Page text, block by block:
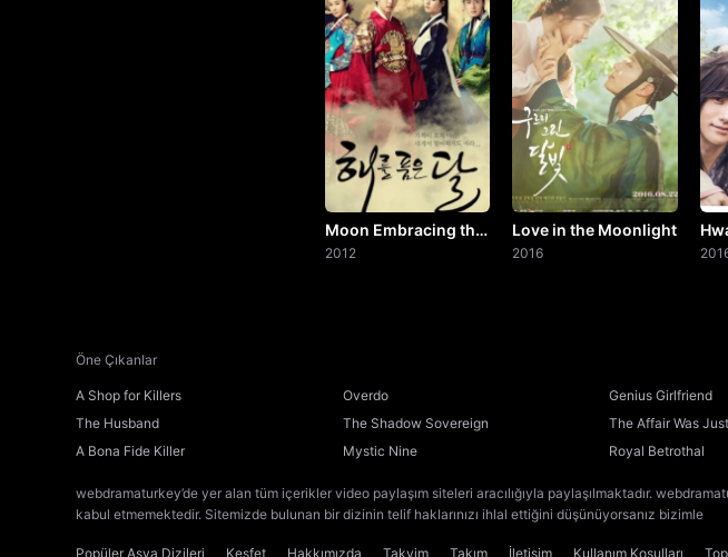
19. Bölüm
20. Bölüm
21. Bölüm
22. Bölüm
23. Bölüm
28. Bölüm
Moon Embracing the
Sun
2012
Love in the Moonlight
2016
Öne Çıkanlar
A Shop for Killers Overdo
Genius Girlfriend
The Husband
The Shadow Sovereign
The Affair Was
A Bona Fide Killer
Mystic Nine Royal Betrothal
webdramaturkey’de yer alan tüm içerikler video paylaşım siteleri aracılığıyla paylaşılmaktadır.
kabul etmemektedir. Sitemizde bulunan bir dizinin telif haklarınızı ihlal ettiğini düşünüyorsanız bizimle
Popüler Asya Dizileri Keşfet Hakkımızda Takvim Takım İletişim Kullanım Koşulları